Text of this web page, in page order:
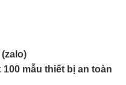
(zalo)
100 mẫu thiết bị an toàn